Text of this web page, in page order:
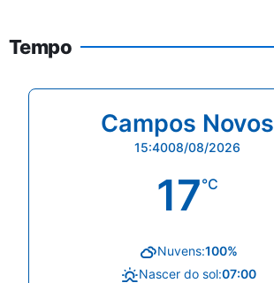
Tempo
Campos Novos
15:4008/08/2026
17°C
Nuvens:100%
Nascer do sol:07:00